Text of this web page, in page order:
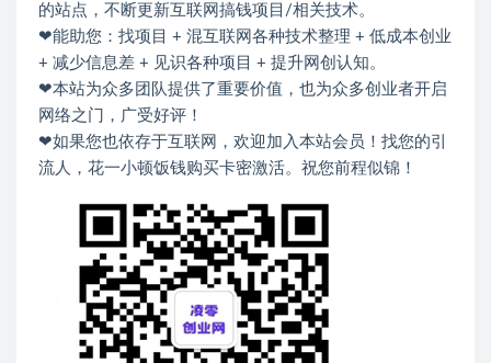
的站点，不断更新互联网搞钱项目/相关技术。
❤能助您：找项目 + 混互联网各种技术整理 + 低成本创业
+ 减少信息差 + 见识各种项目 + 提升网创认知。
❤本站为众多团队提供了重要价值，也为众多创业者开启
网络之门，广受好评！
❤如果您也依存于互联网，欢迎加入本站会员！找您的引
流人，花一小顿饭钱购买卡密激活。祝您前程似锦！